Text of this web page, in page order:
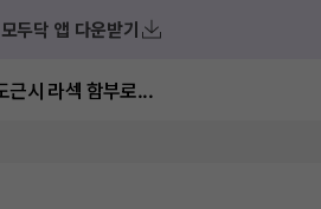
모두닥 앱 다운받기
근시 라섹 함부로...